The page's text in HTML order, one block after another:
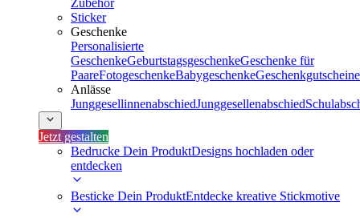
Zubehör
Sticker
Geschenke
Personalisierte
GeschenkeGeburtstagsgeschenkeGeschenke für
PaareFotogeschenkeBabygeschenkeGeschenkgutscheine
Anlässe
JunggesellinnenabschiedJunggesellenabschied
Jetzt gestalten
Bedrucke Dein ProduktDesigns hochladen oder
entdecken
Besticke Dein ProduktEntdecke kreative Stickmotive